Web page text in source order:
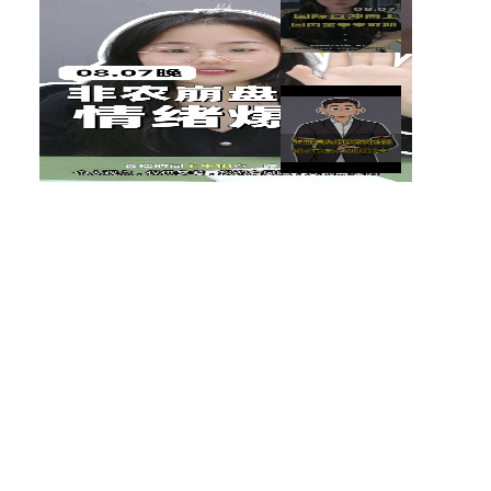
【南篱】黄金想涨要注意
杨山海：8月非农进入倒计时阶